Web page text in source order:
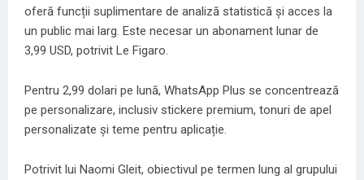
oferă funcții suplimentare de analiză statistică și acces la
un public mai larg. Este necesar un abonament lunar de
3,99 USD, potrivit Le Figaro.
Pentru 2,99 dolari pe lună, WhatsApp Plus se concentrează
pe personalizare, inclusiv stickere premium, tonuri de apel
personalizate și teme pentru aplicație.
Potrivit lui Naomi Gleit, obiectivul pe termen lung al grupului